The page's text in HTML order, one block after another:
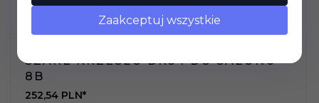
SZARE KRZESŁO DK34 DO SALONU
8B
252,54 PLN*
Zaakceptuj wszystkie